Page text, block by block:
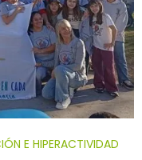
E HIPERACTIVIDAD